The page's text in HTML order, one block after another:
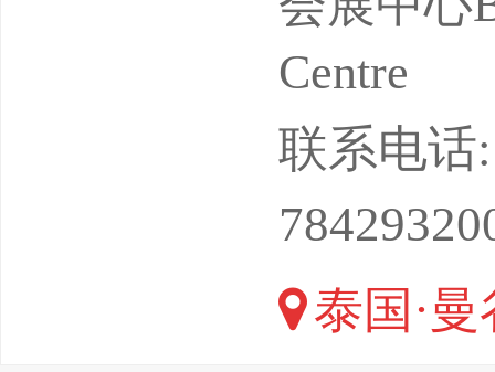
【励航赵
案+现场
元，如
Centre
联系电话
泰国·曼